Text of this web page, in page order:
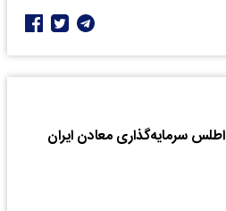
اطلس سرمایه‌گذاری معادن ایران